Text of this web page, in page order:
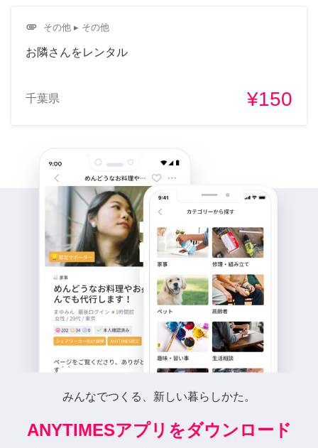
attachment その他 ▸ その他
お隣さんをレンタル
千葉県 ¥150
みんなでつくる、新しい暮らしかた。
ANYTIMESアプリをダウンロード